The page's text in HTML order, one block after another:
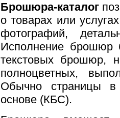
Брошюра-каталог
о товарах или
фотографий,
Исполнение
текстовых брошюр,
полноцветных,
Обычно страницы в
основе (КБС).